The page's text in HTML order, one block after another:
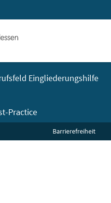
Eingliederungshilfe
Practice
Barrierefreiheit